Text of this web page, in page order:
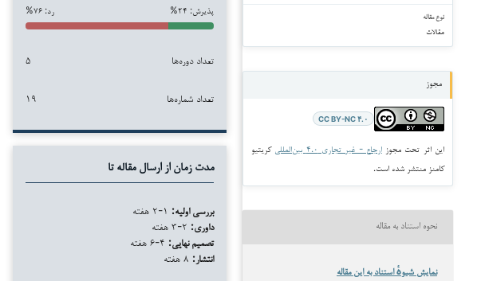
نوع مقاله
مقالات
مجوز
CC BY-NC ۴.۰
این اثر تحت مجوزارجاع - غیر تجاری ۴.۰ بین‌المللی
کریتیو
کامنز منتشر شده است.
نحوه استناد به مقاله
نمایش شیوهٔ استناد به این مقاله
پذیرش: ۲۴% رد: ۷۶%
تعداد دوره‌ها ۵
تعداد شماره‌ها ۱۹
مدت زمان از ارسال مقاله تا
بررسی اولیه:
داوری:
تصمیم نهایی:
انتشار: